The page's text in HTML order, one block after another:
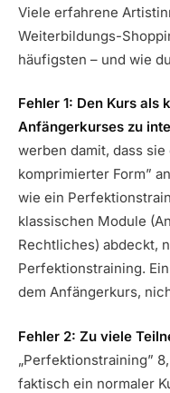
Viele erfahrene
Weiterbildungs-
häufigsten – und wie
Fehler 1: Den Kurs
Anfängerkurses zu
werben damit, dass
komprimierter Form”
wie ein
klassischen Module
Rechtliches) abdeckt,
Perfektionstraining.
dem Anfängerkurs,
Fehler 2: Zu viele
„Perfektionstraining”
faktisch ein normaler